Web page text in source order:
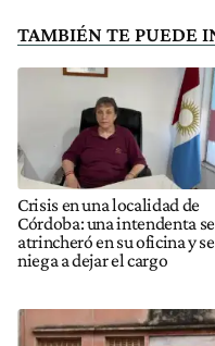
TAMBIÉN TE PUEDE
Crisis en una localidad de
Córdoba: una intendenta se
atrincheró en su oficina y se
niega a dejar el cargo